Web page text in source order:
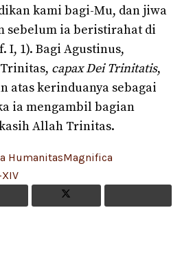
kami bagi-Mu, dan jiwa
sebelum ia beristirahat di
I, 1). Bagi Agustinus,
capax Dei Trinitatis,
atas kerinduanya sebagai
ia mengambil bagian
Allah Trinitas.
HumanitasMagnifica